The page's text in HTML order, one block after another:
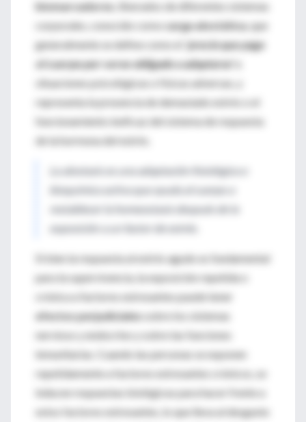
biomarcadores , liberados de diferentes sistemas
corporales, conocido como carga alostática, que
generalmente se define como el
'precio que paga
el cuerpo por verse obligado a adaptarse'
situaciones psicológicas o físicas adversas, y
representa la presencia de demasiado estrés o el
funcionamiento ineficaz del sistema de respuesta
de la hormona del estrés.
La alostasis es una adaptación fisiológica o
bioquímica activa que ayuda al cuerpo a
restablecer la homeostasis después de la
exposición a un factor de estrés.
Si bien la respuesta al estrés agudo es fundamental
para la supervivencia, la exposición repetida o
crónica a factores estresantes puede tener
efectos perjudicialessobre los sistemas
nervioso y endocrino y sobre las funciones
inmunitarias. Cuando las personas se exponen
repetidamente a factores estresantes crónicos, se
inducen respuestas biológicas para hacer frente a
estos factores estresantes, lo que lleva al desgaste